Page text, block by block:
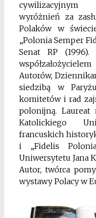
cywilizacyjnym
wyróżnień za
Polaków w
„Polonia Semper
Senat RP
Autorów,
siedzibą w
komitetów i rad
polonijną.
Katolickiego
francuskich
i „Fidelis
Uniwersytetu Jana
Autor, twórca
wystawy Polacy w